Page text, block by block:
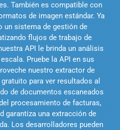
También es compatible con
de imagen estándar. Ya
un sistema de gestión de
flujos de trabajo de
API le brinda un análisis
Pruebe la API en sus
nuestro extractor de
para ver resultados al
de documentos escaneados
procesamiento de facturas,
garantiza una extracción de
Los desarrolladores pueden